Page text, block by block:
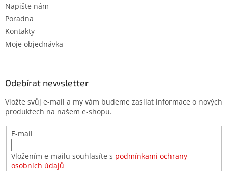
Napište nám
Poradna
Kontakty
Moje objednávka
Odebírat newsletter
Vložte svůj e-mail a my vám budeme zasílat informace o nových
produktech na našem e-shopu.
E-mail
Vložením e-mailu souhlasíte s podmínkami ochrany
osobních údajů